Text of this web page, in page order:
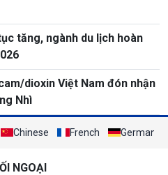
tăng, ngành du lịch hoàn
dioxin Việt Nam đón nhận
Nhì
Chinese French German
NGOẠI